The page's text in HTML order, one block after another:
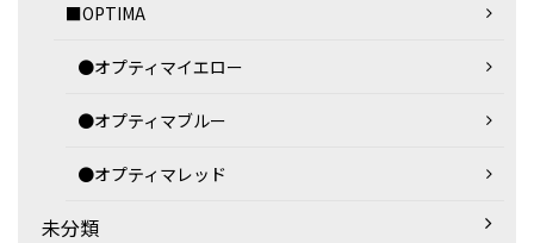
■OPTIMA
●オプティマイエロー
●オプティマブルー
●オプティマレッド
未分類